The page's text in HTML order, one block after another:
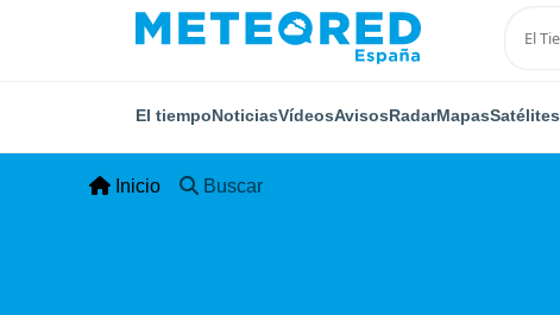
El tiempoNoticiasVídeosAvisosRadarMapasSatélites
Inicio Buscar